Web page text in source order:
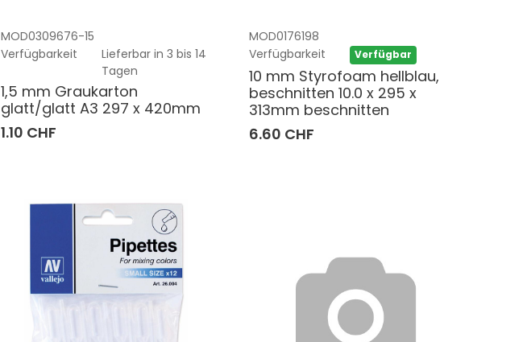
MOD0309676-15
Verfügbarkeit
Lieferbar in 3 bis 14
Tagen
1,5 mm Graukarton
glatt/glatt A3 297 x 420mm
1.10 CHF
MOD0176198
Verfügbarkeit
Verfügbar
10 mm Styrofoam hellblau,
beschnitten 10.0 x 295 x
313mm beschnitten
6.60 CHF